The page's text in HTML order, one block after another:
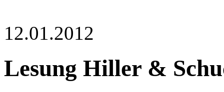
12.01.2012
Lesung Hiller &